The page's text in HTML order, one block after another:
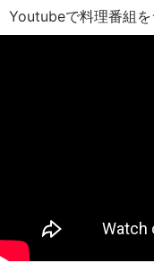
Youtubeで料理番組を